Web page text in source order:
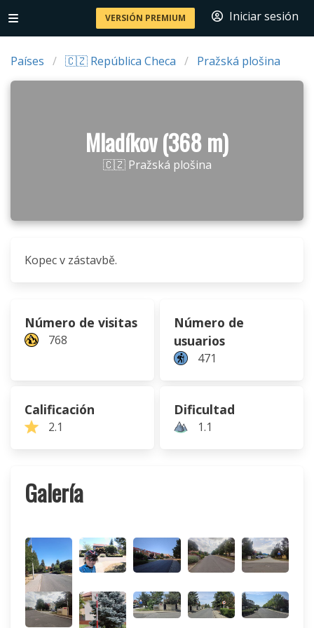
VERSIÓN PREMIUM Iniciar sesión
Países 🇨🇿 República Checa Pražská plošina
Mladíkov (368 m)
🇨🇿 Pražská plošina
Kopec v zástavbě.
Número de visitas
768
Número de
usuarios
471
Calificación
2.1
Dificultad
1.1
Galería